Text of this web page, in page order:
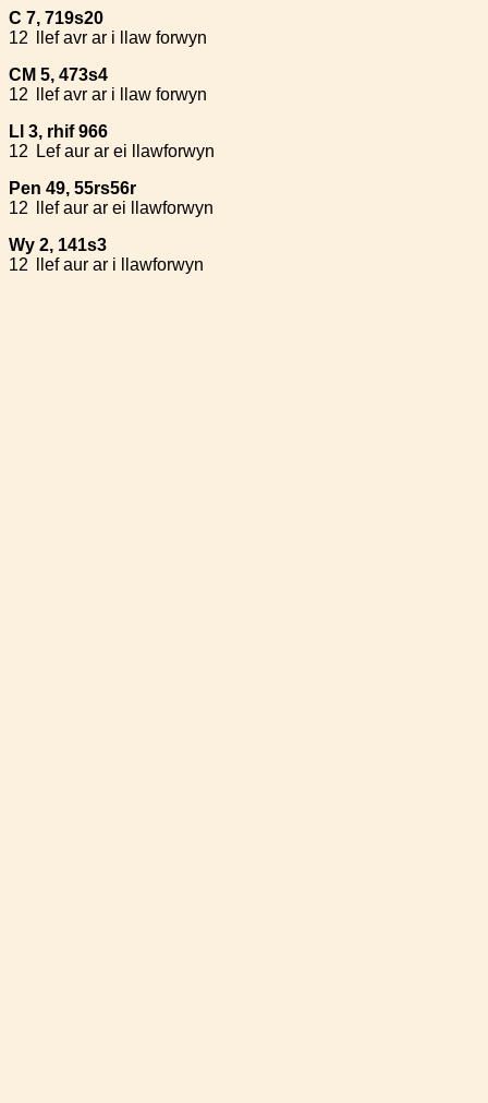
C 7, 719s20
12
llef avr ar i llaw forwyn
CM 5, 473s4
12
llef avr ar i llaw forwyn
Ll 3, rhif 966
12
Lef aur ar ei llawforwyn
Pen 49, 55rs56r
12
llef aur ar ei llawforwyn
Wy 2, 141s3
12
llef aur ar i llawforwyn